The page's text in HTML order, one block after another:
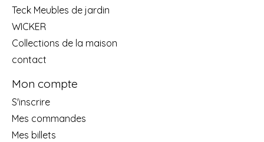
Teck Meubles de jardin
WICKER
Collections de la maison
contact
Mon compte
S'inscrire
Mes commandes
Mes billets